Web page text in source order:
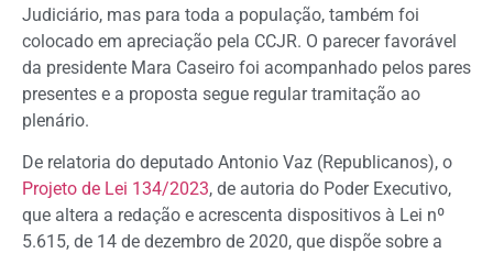
Judiciário, mas para toda a população, também foi
colocado em apreciação pela CCJR. O parecer favorável
da presidente Mara Caseiro foi acompanhado pelos pares
presentes e a proposta segue regular tramitação ao
plenário.
De relatoria do deputado Antonio Vaz (Republicanos), o
Projeto de Lei 134/2023, de autoria do Poder Executivo,
que altera a redação e acrescenta dispositivos à Lei nº
5.615, de 14 de dezembro de 2020, que dispõe sobre a